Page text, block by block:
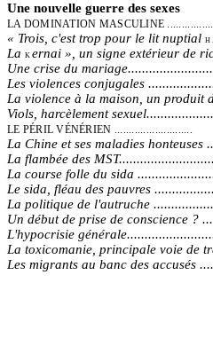
Une nouvelle guerre des sexes
LA DOMINATION
« Trois, c'est trop pour le lit nuptial H
La K ernai », un signe
Une crise du
Les violences conjugales
La violence à la maison, un
Viols, harcèlement
LE PÉRIL
La Chine et ses maladies
La flambée des
La course folle du sida
Le sida, fléau des pauvres
La politique de l'autruche
Un début de prise de
L'hypocrisie
La toxicomanie, principale
Les migrants au banc des